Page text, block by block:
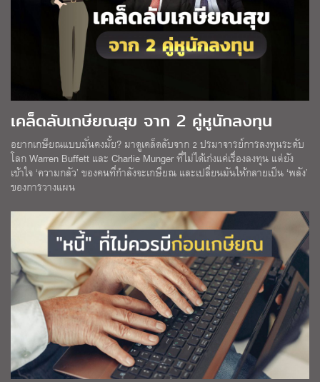
เคล็ดลับเกษียณสุข จาก 2 คู่หูนักลงทุน
อยากเกษียณแบบมั่นคงมั้ย? มาดูเคล็ดลับจาก 2 ปรมาจารย์การลงทุนระดับ
โลก Warren Buffett และ Charlie Munger ที่ไม่ได้เก่งแค่เรื่องลงทุน แต่ยัง
เข้าใจ ‘ความกลัว’ ของคนที่กำลังจะเกษียณ และเปลี่ยนมันให้กลายเป็น ‘พลัง’
ของการวางแผน